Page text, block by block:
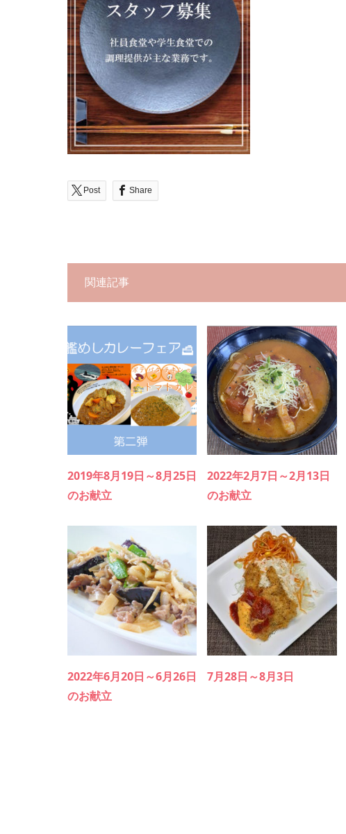
Post Share
関連記事
2019年8月19日～8月25日
のお献立
2022年2月7日～2月13日
のお献立
2022年6月20日～6月26日
のお献立
7月28日～8月3日